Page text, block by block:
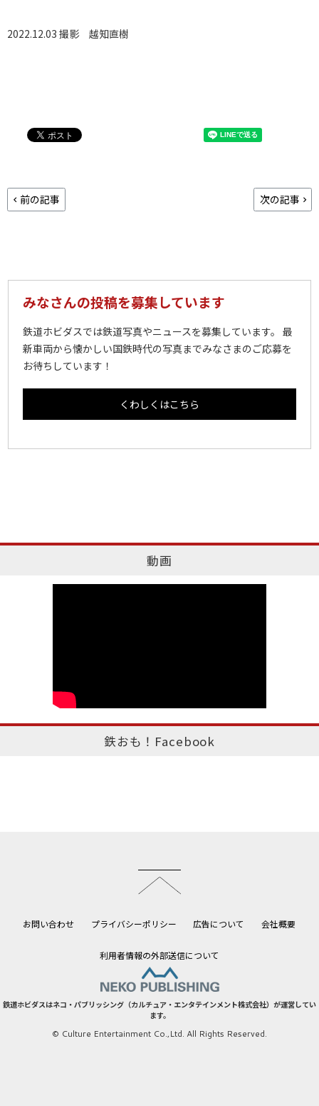
2022.12.03 撮影 越知直樹
前の記事 次の記事
みなさんの投稿を募集しています
鉄道ホビダスでは鉄道写真やニュースを募集しています。 最
新車両から懐かしい国鉄時代の写真までみなさまのご応募を
お待ちしています！
くわしくはこちら
動画
鉄おも！Facebook
お問い合わせ プライバシーポリシー 広告について 会社概要
利用者情報の外部送信について
鉄道ホビダスはネコ・パブリッシング（カルチュア・エンタテインメント株式会社）が運営してい
ます。
© Culture Entertainment Co.,Ltd. All Rights Reserved.